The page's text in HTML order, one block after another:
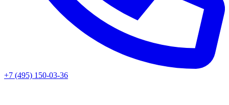
+7 (495) 150-03-36